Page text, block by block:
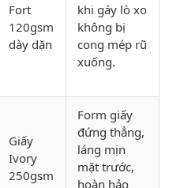
Fort
120gsm
dày dặn
khi gáy lò xo
không bị
cong mép rũ
xuống.
Giấy
Ivory
250gsm
Form giấy
đứng thẳng,
láng mịn
mặt trước,
hoàn hảo